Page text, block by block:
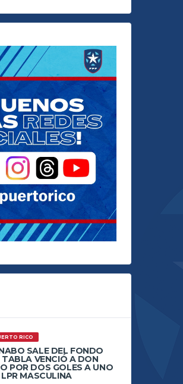
RICO
SALE DEL FONDO
TABLA VENCIÓ A DON
POR DOS GOLES A UNO
LPR MASCULINA